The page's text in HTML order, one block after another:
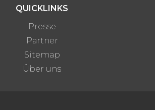
QUICKLINKS
Presse
Partner
Sitemap
Über uns